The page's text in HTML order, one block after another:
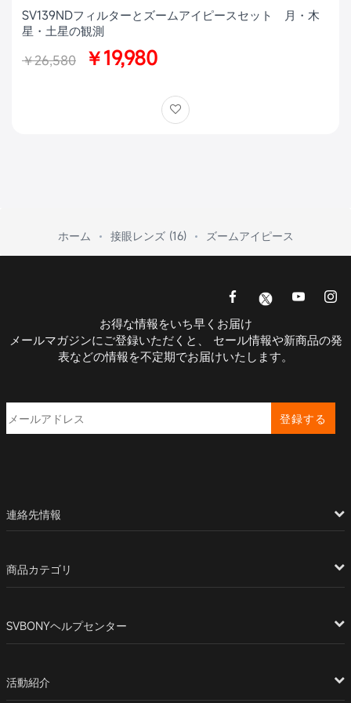
SV139NDフィルターとズームアイピースセット 月・木
星・土星の観測
￥26,580 ￥19,980
ホーム 接眼レンズ (16) ズームアイピース
お得な情報をいち早くお届け
メールマガジンにご登録いただくと、 セール情報や新商品の発
表などの情報を不定期でお届けいたします。
登録する
連絡先情報
商品カテゴリ
SVBONYヘルプセンター
活動紹介